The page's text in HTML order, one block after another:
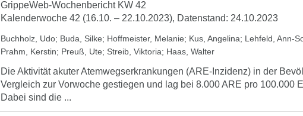
GrippeWeb-Wochenbericht KW 42
Kalenderwoche 42 (16.10. – 22.10.2023), Datenstand: 24.10.2023
Buchholz, Udo; Buda, Silke; Hoffmeister, Melanie; Kus, Angelina; Lehfeld, Ann-
Prahm, Kerstin; Preuß, Ute; Streib, Viktoria; Haas, Walter
Die Aktivität akuter Atemwegserkrankungen (ARE-Inzidenz) in der
Vergleich zur Vorwoche gestiegen und lag bei 8.000 ARE pro 100.000
Dabei sind die ...